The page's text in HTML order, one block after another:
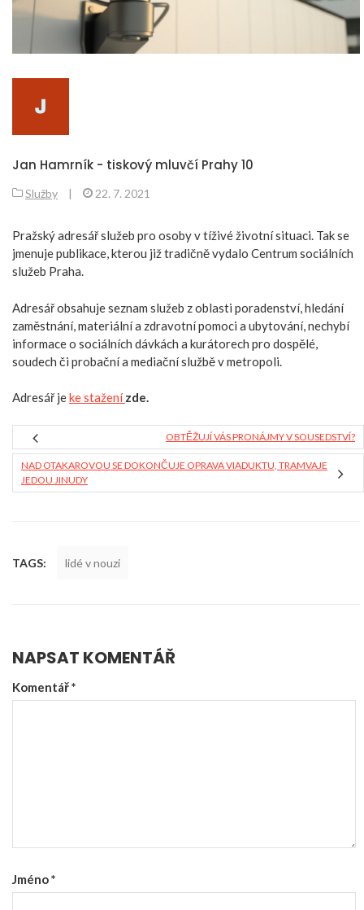
Jan Hamrník - tiskový mluvčí Prahy 10
Služby | 22. 7. 2021
Pražský adresář služeb pro osoby v tíživé životní situaci. Tak se
jmenuje publikace, kterou již tradičně vydalo Centrum sociálních
služeb Praha.
Adresář obsahuje seznam služeb z oblasti poradenství, hledání
zaměstnání, materiální a zdravotní pomoci a ubytování, nechybí
informace o sociálních dávkách a kurátorech pro dospělé,
soudech či probační a mediační službě v metropoli.
Adresář jeke staženízde.
OBTĚŽUJÍ VÁS PRONÁJMY V SOUSEDSTVÍ?
NAD OTAKAROVOU SE DOKONČUJE OPRAVA VIADUKTU, TRAMVAJE
JEDOU JINUDY
TAGS: lidé v nouzi
NAPSAT KOMENTÁŘ
Komentář*
Jméno*